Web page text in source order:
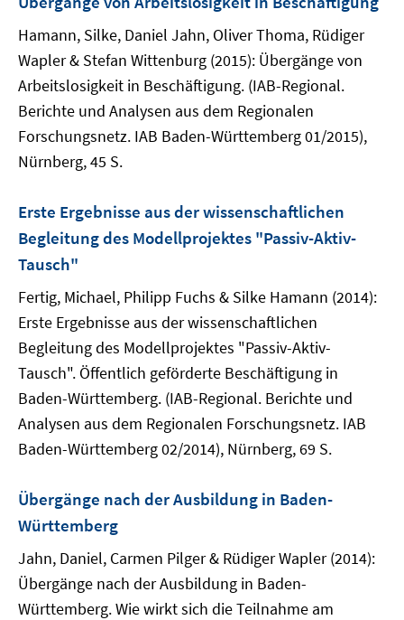
Hamann, Silke, Daniel Jahn, Oliver Thoma, Rüdiger
Wapler & Stefan Wittenburg (2015): Übergänge von
Arbeitslosigkeit in Beschäftigung. (IAB-Regional.
Berichte und Analysen aus dem Regionalen
Forschungsnetz. IAB Baden-Württemberg 01/2015),
Nürnberg, 45 S.
Erste Ergebnisse aus der wissenschaftlichen
Begleitung des Modellprojektes "Passiv-Aktiv-
Tausch"
Fertig, Michael, Philipp Fuchs & Silke Hamann (2014):
Erste Ergebnisse aus der wissenschaftlichen
Begleitung des Modellprojektes "Passiv-Aktiv-
Tausch". Öffentlich geförderte Beschäftigung in
Baden-Württemberg. (IAB-Regional. Berichte und
Analysen aus dem Regionalen Forschungsnetz. IAB
Baden-Württemberg 02/2014), Nürnberg, 69 S.
Übergänge nach der Ausbildung in Baden-
Württemberg
Jahn, Daniel, Carmen Pilger & Rüdiger Wapler (2014):
Übergänge nach der Ausbildung in Baden-
Württemberg. Wie wirkt sich die Teilnahme am